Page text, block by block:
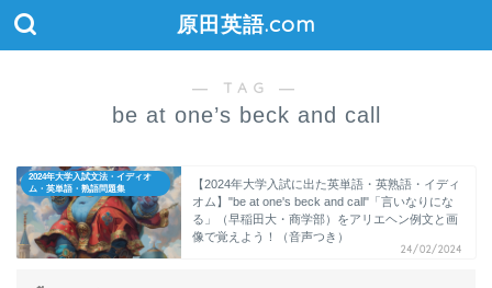
原田英語.com
― TAG ―
be at one’s beck and call
2024年大学入試文法・イディオ
ム・英単語・熟語問題集
【2024年大学入試に出た英単語・英熟語・イディ
オム】"be at one's beck and call"「言いなりにな
る」（早稲田大・商学部）をアリエヘン例文と画
像で覚えよう！（音声つき）
24/02/2024